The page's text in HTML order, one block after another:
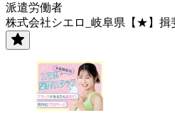
派遣労働者
株式会社シエロ_岐阜県【★】揖